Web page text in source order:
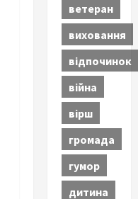
ветеран
виховання
відпочинок
війна
вірш
громада
гумор
дитина